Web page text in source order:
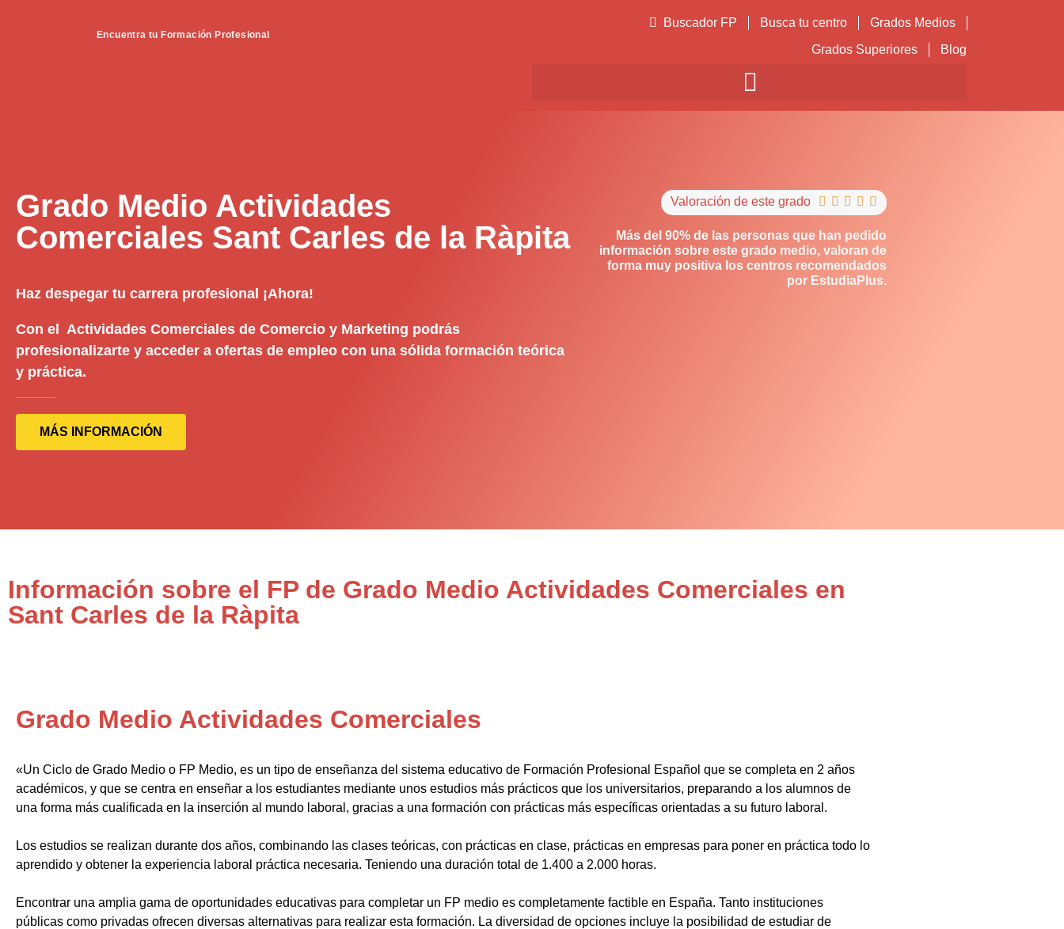
Encuentra tu Formación Profesional
Buscador FP Busca tu centro
Grados Medios
Grados Superiores
Blog
Grado Medio Actividades
Comerciales Sant Carles de la Ràpita
Haz despegar tu carrera profesional ¡Ahora!
Con el Actividades Comerciales de Comercio y Marketing podrás
profesionalizarte y acceder a ofertas de empleo con una sólida formación teórica
y práctica.
MÁS INFORMACIÓN
Valoración de este grado     
Más del 90% de las personas que han pedido
información sobre este grado medio, valoran de
forma muy positiva los centros recomendados
por EstudiaPlus.
Información sobre el FP de Grado Medio Actividades Comerciales en
Sant Carles de la Ràpita
Grado Medio Actividades Comerciales
«Un Ciclo de Grado Medio o FP Medio, es un tipo de enseñanza del sistema educativo de Formación Profesional Español que se completa en 2 años
académicos, y que se centra en enseñar a los estudiantes mediante unos estudios más prácticos que los universitarios, preparando a los alumnos de
una forma más cualificada en la inserción al mundo laboral, gracias a una formación con prácticas más específicas orientadas a su futuro laboral.
Los estudios se realizan durante dos años, combinando las clases teóricas, con prácticas en clase, prácticas en empresas para poner en práctica todo lo
aprendido y obtener la experiencia laboral práctica necesaria. Teniendo una duración total de 1.400 a 2.000 horas.
Encontrar una amplia gama de oportunidades educativas para completar un FP medio es completamente factible en España. Tanto instituciones
públicas como privadas ofrecen diversas alternativas para realizar esta formación. La diversidad de opciones incluye la posibilidad de estudiar de